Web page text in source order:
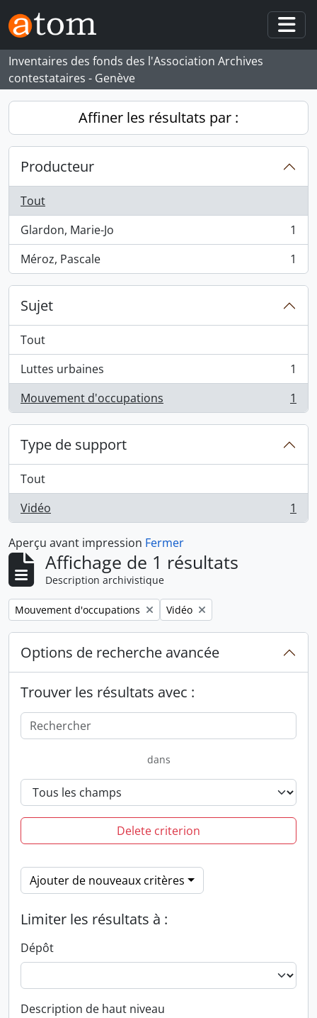
Skip to main content
Inventaires des fonds des l'Association Archives
contestataires - Genève
Affiner les résultats par :
Producteur
Tout
Glardon, Marie-Jo
, 1 résultats
1
Méroz, Pascale
, 1 résultats 1
Sujet
Tout
Luttes urbaines
, 1 résultats
1
Mouvement d'occupations
, 1 résultats 1
Type de support
Tout
Vidéo
, 1 résultats 1
Aperçu avant impression Fermer
Affichage de 1 résultats
Description archivistique
Remove filter:
Mouvement d'occupations Remove filter:
Vidéo
Options de recherche avancée
Trouver les résultats avec :
dans
Delete criterion
Ajouter de nouveaux critères
Limiter les résultats à :
Dépôt
Description de haut niveau